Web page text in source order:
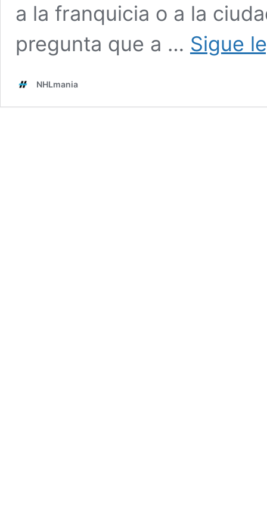
a la franquicia o a la
pregunta que a … Sigue
NHLmania